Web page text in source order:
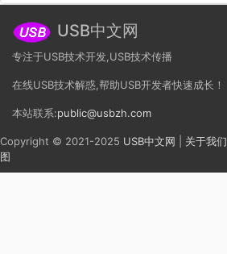
USB中文网
专注于USB技术开发,USB技术传播
在线USB技术解惑,帮助USB开发者快速成长！
本站联系:public@usbzh.com
Copyright © 2021-2025 USB中文网 关于我们
图